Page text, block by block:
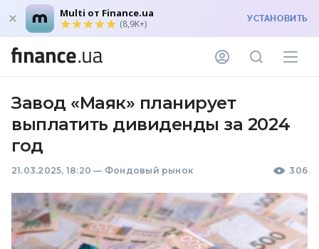
Multi от Finance.ua
(8,9K+) УСТАНОВИТЬ
Завод «Маяк» планирует
выплатить дивиденды за 2024
год
21.03.2025, 18:20 — Фондовый рынок 306